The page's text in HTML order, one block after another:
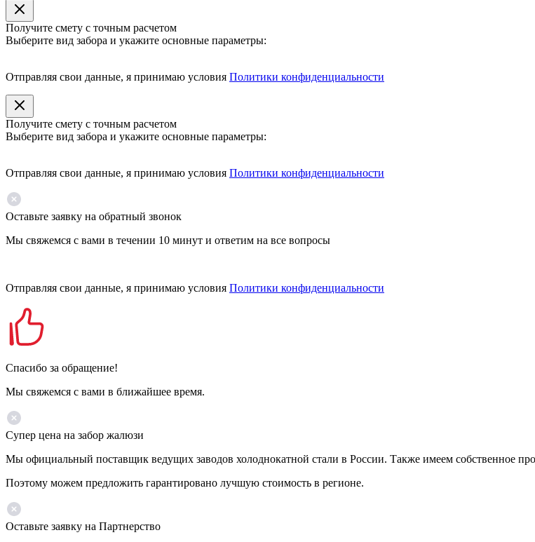
Получите смету с точным расчетом
Выберите вид забора и укажите основные параметры:
Отправляя свои данные, я принимаю условия Политики конфиденциальности
Получите смету с точным расчетом
Выберите вид забора и укажите основные параметры:
Отправляя свои данные, я принимаю условия Политики конфиденциальности
Оставьте заявку на обратный звонок
Мы свяжемся с вами в течении 10 минут и ответим на все вопросы
Отправляя свои данные, я принимаю условия Политики конфиденциальности
Спасибо за обращение!
Мы свяжемся с вами в ближайшее время.
Супер цена на забор жалюзи
Мы официальный поставщик ведущих заводов холоднокатной стали в России. Также имеем собственное
Поэтому можем предложить гарантировано лучшую стоимость в регионе.
Оставьте заявку на Партнерство